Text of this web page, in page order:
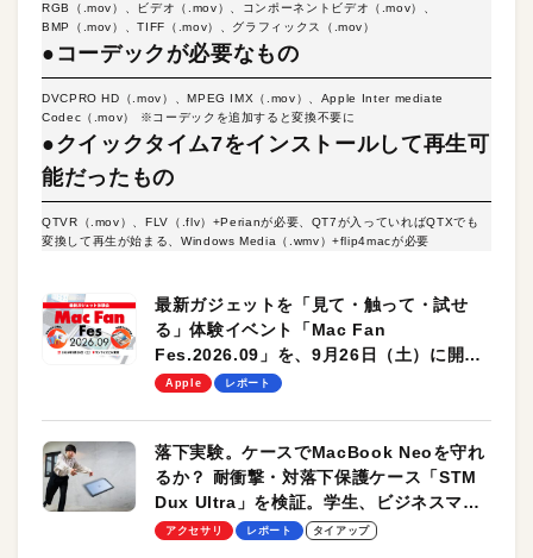
RGB（.mov）、ビデオ（.mov）、コンポーネントビデオ（.mov）、
BMP（.mov）、TIFF（.mov）、グラフィックス（.mov）
●コーデックが必要なもの
DVCPRO HD（.mov）、MPEG IMX（.mov）、Apple Inter mediate
Codec（.mov） ※コーデックを追加すると変換不要に
●クイックタイム7をインストールして再生可
能だったもの
QTVR（.mov）、FLV（.flv）+Perianが必要、QT7が入っていればQTXでも
変換して再生が始まる、Windows Media（.wmv）+flip4macが必要
最新ガジェットを「見て・触って・試せ
る」体験イベント「Mac Fan
Fes.2026.09」を、9月26日（土）に開催
します！
Apple レポート
落下実験。ケースでMacBook Neoを守れ
るか？ 耐衝撃・対落下保護ケース「STM
Dux Ultra」を検証。学生、ビジネスマン
のモバイルユースに最適！
アクセサリ レポート タイアップ